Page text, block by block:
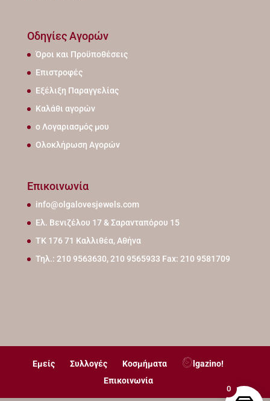
Οδηγίες Αγορών
Όροι και Προϋποθέσεις
Επιστροφές
Εξέλιξη Παραγγελίας
Καλάθι αγορών
ο Λογαριασμός μου
Ολοκλήρωση Αγορών
Επικοινωνία
info@olgalovesjewels.com
Ελ. Βενιζέλου 17 & Σαρανταπόρου 15
ΤΚ 176 71 Καλλιθέα, Αθήνα
Τηλ.: 210 9563630, 210 9565933 Fax: 210 9581709
Εμείς Συλλογές Κοσμήματα
lgazino!
Επικοινωνία
0